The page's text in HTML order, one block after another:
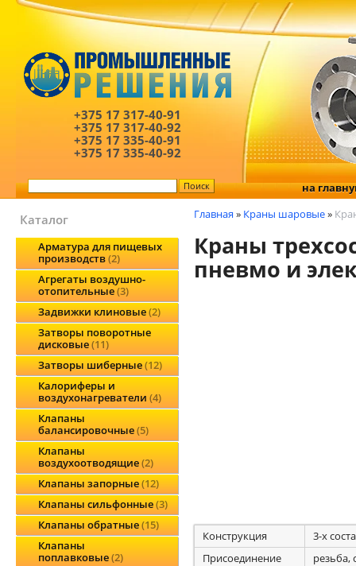
+375 17 317-40-91
+375 17 317-40-92
+375 17 335-40-91
+375 17 335-40-92
на
Каталог
Арматура для пищевых
производств 2
Агрегаты воздушно-
отопительные 3
Задвижки клиновые 2
Затворы поворотные
дисковые 11
Затворы шиберные 12
Калориферы и
воздухонагреватели 4
Клапаны
балансировочные 5
Клапаны
воздухоотводящие 2
Клапаны запорные 12
Клапаны сильфонные 3
Клапаны обратные 15
Клапаны
поплавковые 2
Главная » Краны шаровые»
Краны
пневмо и
Конструкция
3-х
Присоединение
резьба,